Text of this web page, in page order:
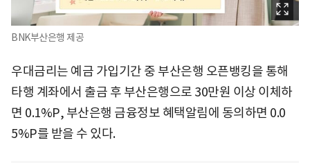
BNK부산은행 제공
우대금리는 예금 가입기간 중 부산은행 오픈뱅킹을 통해
타행 계좌에서 출금 후 부산은행으로 30만원 이상 이체하
면 0.1%P, 부산은행 금융정보 혜택알림에 동의하면 0.0
5%P를 받을 수 있다.